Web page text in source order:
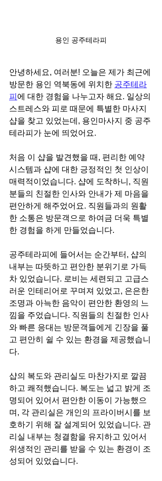
용인 공주테라피
안녕하세요, 여러분! 오늘은 제가 최근에
방문한 용인 역북동에 위치한 공주테라
피 에 대한 경험을 나누고자 해요. 일상의
스트레스와 피로 때문에 특별한 마사지
샵을 찾고 있었는데, 용인마사지 중 공주
테라피가 눈에 띄었어요.
처음 이 샵을 발견했을 때, 편리한 예약
시스템과 샵에 대한 긍정적인 첫 인상이
매력적이었습니다. 샵에 도착하니, 직원
분들의 친절한 인사와 안내가 제 마음을
편안하게 해주었어요. 직원들과의 원활
한 소통은 방문객으로 하여금 더욱 특별
한 경험을 하게 만들었습니다.
공주테라피에 들어서는 순간부터, 샵의
내부는 따뜻하고 편안한 분위기로 가득
차 있었습니다. 로비는 세련되고 고급스
러운 인테리어로 꾸며져 있었고, 은은한
조명과 아늑한 음악이 편안한 환영의 느
낌을 주었습니다. 직원들의 친절한 인사
와 빠른 응대는 방문객들에게 긴장을 풀
고 편안히 쉴 수 있는 환경을 제공했습니
다.
샵의 복도와 관리실도 마찬가지로 깔끔
하고 쾌적했습니다. 복도는 넓고 밝게 조
명되어 있어서 편안한 이동이 가능했으
며, 각 관리실은 개인의 프라이버시를 보
호하기 위해 잘 설계되어 있었습니다. 관
리실 내부는 청결함을 유지하고 있어서
위생적인 관리를 받을 수 있는 환경이 조
성되어 있었습니다.